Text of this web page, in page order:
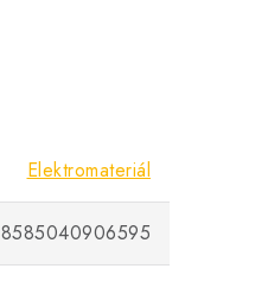
Elektromateriál
8585040906595